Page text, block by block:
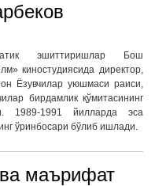
эшиттиришлар Бош
киностудиясида директор,
Ёзувчилар уюшмаси раиси,
бирдамлик қўмитасининг
1989-1991 йилларда эса
ўринбосари бўлиб ишлади.
маърифат